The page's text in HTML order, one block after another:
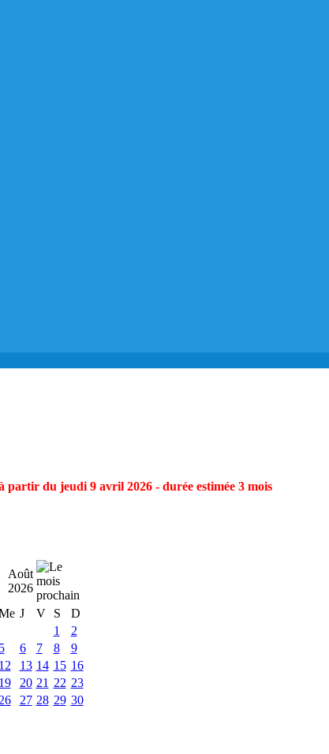
du jeudi 9 avril 2026 - durée estimée 3 mois
Août
2026
J V S
D
1
2
5 6 7 8
9
12 13 14 15 16
19 20 21 22 23
26 27 28 29 30